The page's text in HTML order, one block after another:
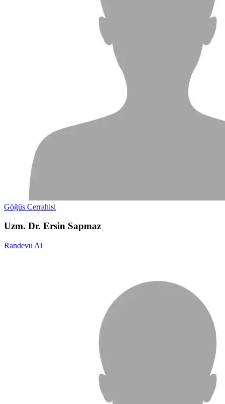
Göğüs Cerrahisi
Uzm. Dr. Ersin Sapmaz
Randevu Al